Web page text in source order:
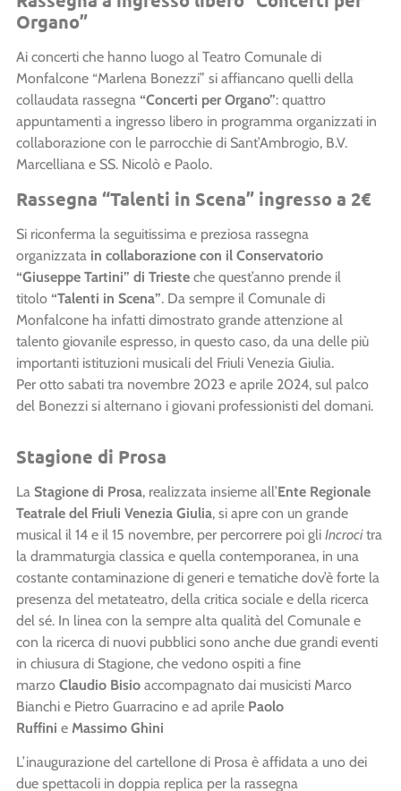
Organo”
Ai concerti che hanno luogo al Teatro Comunale di
Monfalcone “Marlena Bonezzi” si affiancano quelli della
collaudata rassegna “Concerti per Organo”: quattro
appuntamenti a ingresso libero in programma organizzati in
collaborazione con le parrocchie di Sant’Ambrogio, B.V.
Marcelliana e SS. Nicolò e Paolo.
Rassegna “Talenti in Scena” ingresso a 2€
Si riconferma la seguitissima e preziosa rassegna
organizzata in collaborazione con il Conservatorio
“Giuseppe Tartini” di Trieste che quest’anno prende il
titolo “Talenti in Scena”. Da sempre il Comunale di
Monfalcone ha infatti dimostrato grande attenzione al
talento giovanile espresso, in questo caso, da una delle più
importanti istituzioni musicali del Friuli Venezia Giulia.
Per otto sabati tra novembre 2023 e aprile 2024, sul palco
del Bonezzi si alternano i giovani professionisti del domani.
Stagione di Prosa
La Stagione di Prosa, realizzata insieme all’Ente Regionale
Teatrale del Friuli Venezia Giulia, si apre con un grande
musical il 14 e il 15 novembre, per percorrere poi gli Incrocitra
la drammaturgia classica e quella contemporanea, in una
costante contaminazione di generi e tematiche dov’è forte la
presenza del metateatro, della critica sociale e della ricerca
del sé. In linea con la sempre alta qualità del Comunale e
con la ricerca di nuovi pubblici sono anche due grandi eventi
in chiusura di Stagione, che vedono ospiti a fine
marzo Claudio Bisio accompagnato dai musicisti Marco
Bianchi e Pietro Guarracino e ad aprile Paolo
Ruffini e Massimo Ghini
L’inaugurazione del cartellone di Prosa è affidata a uno dei
due spettacoli in doppia replica per la rassegna